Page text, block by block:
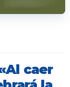
caer